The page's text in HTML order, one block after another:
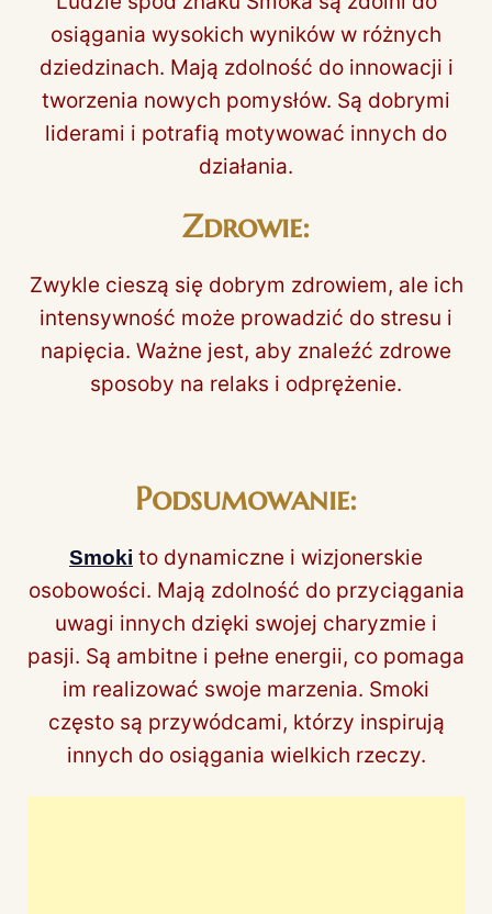
osiągania wysokich wyników w różnych
dziedzinach. Mają zdolność do innowacji i
tworzenia nowych pomysłów. Są dobrymi
liderami i potrafią motywować innych do
działania.
Zdrowie:
Zwykle cieszą się dobrym zdrowiem, ale ich
intensywność może prowadzić do stresu i
napięcia. Ważne jest, aby znaleźć zdrowe
sposoby na relaks i odprężenie.
Podsumowanie:
Smoki to dynamiczne i wizjonerskie
osobowości. Mają zdolność do przyciągania
uwagi innych dzięki swojej charyzmie i
pasji. Są ambitne i pełne energii, co pomaga
im realizować swoje marzenia. Smoki
często są przywódcami, którzy inspirują
innych do osiągania wielkich rzeczy.